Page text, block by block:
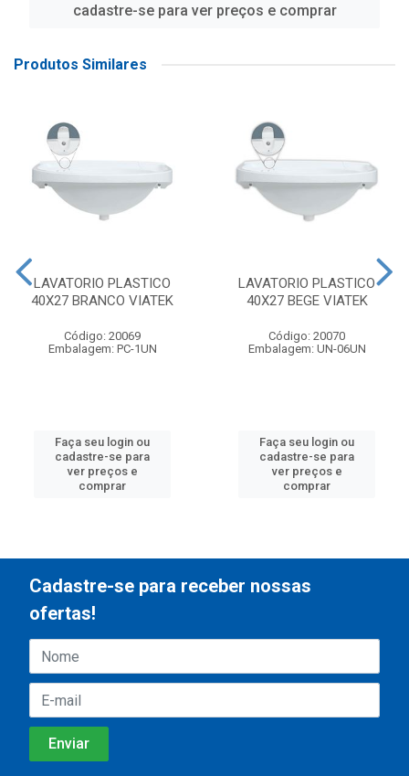
cadastre-se para ver preços e comprar
Produtos Similares
LAVATORIO PLASTICO
40X27 BRANCO VIATEK
Código: 20069
Embalagem: PC-1UN
Faça seu login ou
cadastre-se para
ver preços e
comprar
LAVATORIO PLASTICO
40X27 BEGE VIATEK
Código: 20070
Embalagem: UN-06UN
Faça seu login ou
cadastre-se para
ver preços e
comprar
Cadastre-se para receber nossas
ofertas!